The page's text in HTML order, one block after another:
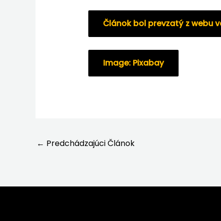
Článok bol prevzatý z webu
Image: Pixabay
← Predchádzajúci Článok